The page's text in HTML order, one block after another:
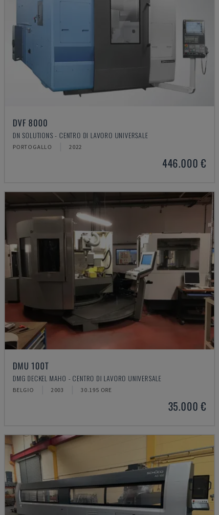
DVF 8000
DN SOLUTIONS - CENTRO DI LAVORO UNIVERSALE
PORTOGALLO 2022
446.000 €
DMU 100T
DMG DECKEL MAHO - CENTRO DI LAVORO UNIVERSALE
BELGIO 2003 30.195 ORE
35.000 €